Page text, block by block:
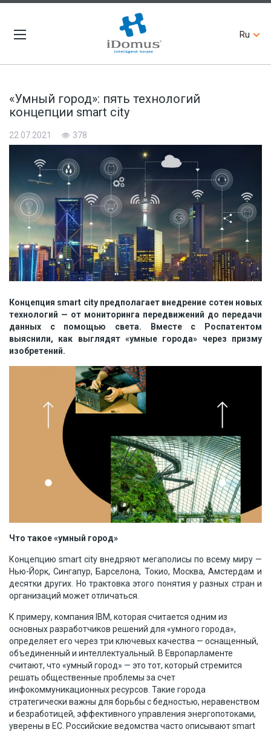
Ru
«Умный город»: пять технологий
концепции smart city
22.07.2021 378
Концепция smart city предполагает внедрение сотен новых
технологий — от мониторинга передвижений до передачи
данных с помощью света. Вместе с Роспатентом
выяснили, как выглядят «умные города» через призму
изобретений.
Что такое «умный город»
Концепцию smart city внедряют мегаполисы по всему миру —
Нью-Йорк, Сингапур, Барселона, Токио, Москва, Амстердам и
десятки других. Но трактовка этого понятия у разных стран и
организаций может отличаться.
К примеру, компания IBM, которая считается одним из
основных разработчиков решений для «умного города»,
определяет его через три ключевых качества — оснащенный,
объединенный и интеллектуальный. В Европарламенте
считают, что «умный город» — это тот, который стремится
решать общественные проблемы за счет
инфокоммуникационных ресурсов. Такие города
стратегически важны для борьбы с бедностью, неравенством
и безработицей, эффективного управления энергопотоками,
уверены в ЕС. Российские ведомства часто описывают smart